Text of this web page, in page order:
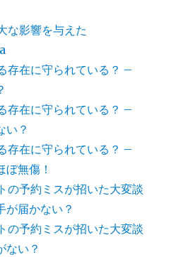
な影響を与えた
在に守られている？ –
在に守られている？ –
い？
在に守られている？ –
無傷！
予約ミスが招いた大変談
届かない？
予約ミスが招いた大変談
ない？